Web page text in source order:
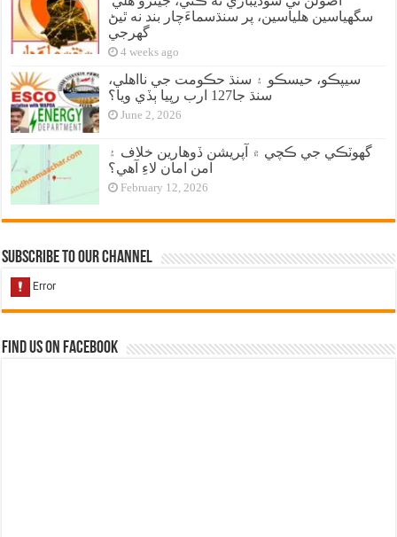
سگهياسين هلياسين، پر سنڌسماءَچار بند نه ٿيڻ
گهرجي
4 weeks ago
سيپڪو، حيسڪو ۽ سنڌ حڪومت جي نااهلي،
سنڌ جا127 ارب رپيا ٻڏي ويا؟
June 2, 2026
گهوٽڪي جي ڪچي ۾ آپريشن ڏوهارين خلاف ۽
امن امان لاءِ آهي؟
February 12, 2026
Subscribe to our Channel
Find us on Facebook